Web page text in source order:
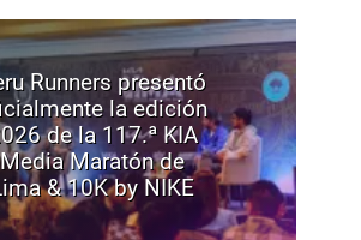
Runners presentó
la edición
de la 117.ª KIA
Media Maratón de
& 10K by NIKE